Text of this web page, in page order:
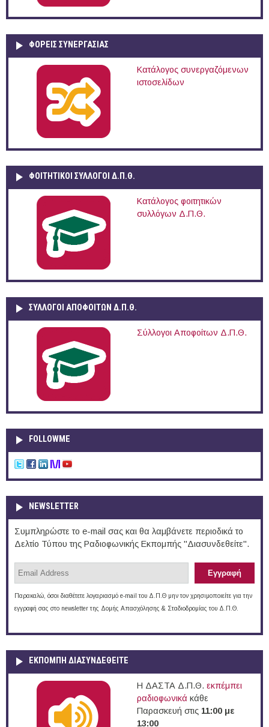
ΦΟΡΕΙΣ ΣΥΝΕΡΓΑΣΙΑΣ
Κατάλογος συνεργαζόμενων
ιστοσελίδων
ΦΟΙΤΗΤΙΚΟΙ ΣΥΛΛΟΓΟΙ Δ.Π.Θ.
Κατάλογος φοιτητικών
συλλόγων Δ.Π.Θ.
ΣΥΛΛΟΓΟΙ ΑΠΟΦΟΙΤΩΝ Δ.Π.Θ.
Σύλλογοι Αποφοίτων Δ.Π.Θ.
FOLLOWME
NEWSLETTER
Συμπληρώστε το e-mail σας και θα λαμβάνετε περιοδικά το
Δελτίο Τύπου της Ραδιοφωνικής Εκπομπής "Διασυνδεθείτε".
Παρακαλώ, όσοι διαθέτετε λογαριασμό e-mail του Δ.Π.Θ μην τον χρησιμοποιείτε για την
εγγραφή σας στο newsletter της Δομής Απασχόλησης & Σταδιοδρομίας του Δ.Π.Θ.
ΕΚΠΟΜΠΉ ΔΙΑΣΥΝΔΕΘΕΊΤΕ
Η ΔΑΣΤΑ Δ.Π.Θ. εκπέμπει
ραδιοφωνικά κάθε
Παρασκευή στις 11:00 με
13:00